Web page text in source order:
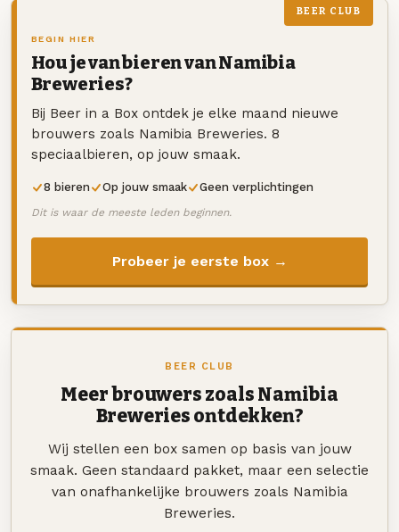
BEER CLUB
BEGIN HIER
Hou je van bieren van Namibia
Breweries?
Bij Beer in a Box ontdek je elke maand nieuwe
brouwers zoals Namibia Breweries. 8
speciaalbieren, op jouw smaak.
8 bieren Op jouw smaak Geen verplichtingen
Dit is waar de meeste leden beginnen.
Probeer je eerste box →
BEER CLUB
Meer brouwers zoals Namibia
Breweries ontdekken?
Wij stellen een box samen op basis van jouw
smaak. Geen standaard pakket, maar een selectie
van onafhankelijke brouwers zoals Namibia
Breweries.